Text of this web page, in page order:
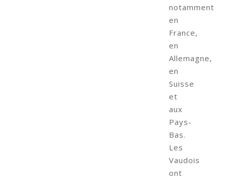
notamment
en
France,
en
Allemagne,
en
Suisse
et
aux
Pays-
Bas.
Les
Vaudois
ont